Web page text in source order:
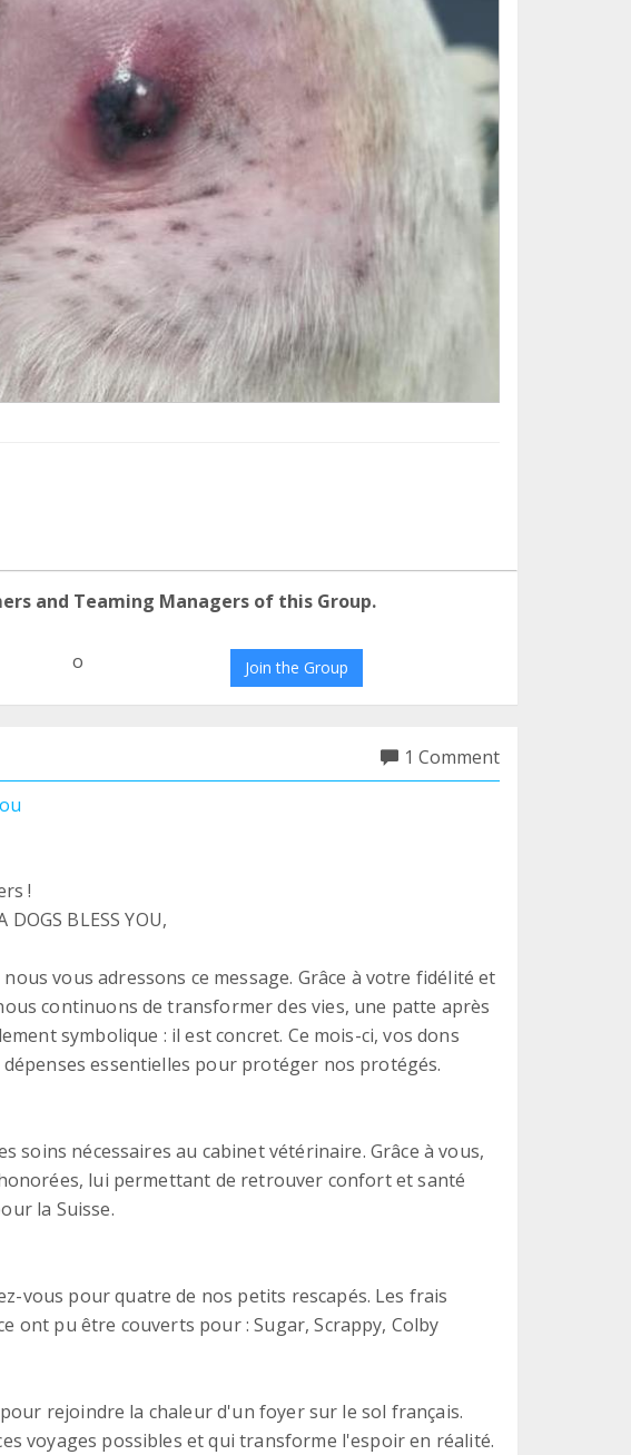
and Teaming Managers of this Group.
o Join the Group
1 Comment
!
BLESS YOU,
vous adressons ce message. Grâce à votre fidélité et
continuons de transformer des vies, une patte après
symbolique : il est concret. Ce mois-ci, vos dons
essentielles pour protéger nos protégés.
soins nécessaires au cabinet vétérinaire. Grâce à vous,
lui permettant de retrouver confort et santé
la Suisse.
vous pour quatre de nos petits rescapés. Les frais
ont pu être couverts pour : Sugar, Scrappy, Colby
rejoindre la chaleur d'un foyer sur le sol français.
voyages possibles et qui transforme l'espoir en réalité.